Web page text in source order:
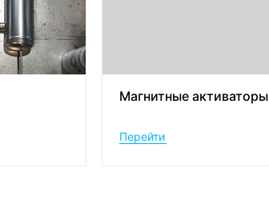
Магнитные активаторы
Перейти